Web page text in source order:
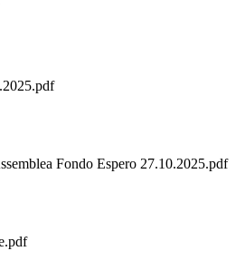
Fondo Espero 27.10.2025.pdf